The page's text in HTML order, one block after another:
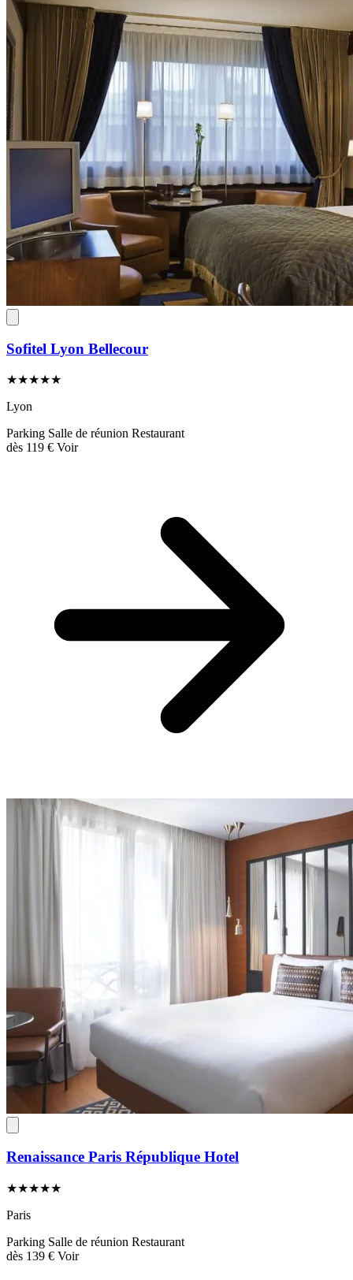
Sofitel Lyon Bellecour
★★★★★
Lyon
Parking Salle de réunion Restaurant
dès 119 € Voir
Renaissance Paris République Hotel
★★★★★
Paris
Parking Salle de réunion Restaurant
dès 139 € Voir